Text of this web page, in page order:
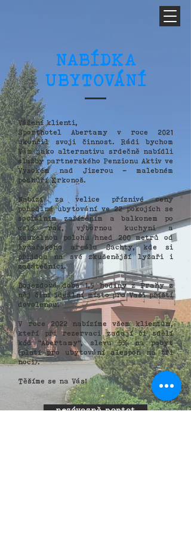
NABÍDKA
UBYTOVÁNÍ
Vážení klienti,
Sporthotel Abertamy v roce 2021
ukončil svoji činnost. Rádi bychom
Vám jako alternativu srdečně nabídli
služby partnerského Penzionu Aktiv ve
Vysokém nad Jizerou - malebném
podhůří Krkonoš.
Nabízí za velice příznivé ceny
pohodlné ubytování ve 22 pokojích se
sociálním zařízením a balkonem po
celý rok, výbornou kuchyni a
kouzelnou polohu hned 200 metrů od
lyžařského areálu Šachty, kde si
přijdou na své zkušenější lyžaři i
začátečníci.
Dojezdová doba 1,5 hodiny z Prahy z
něj činí ideální místo pro Vaši příští
dovolenou.
V roce 2022 nabízíme všem klientům,
kteří při rezervaci zadají či sdělí
kód "Abertamy", slevu 5% na pobyt
(platí pro ubytování alespoň na tři
noci).
Těšíme se na Vás!
nezávazně poptat